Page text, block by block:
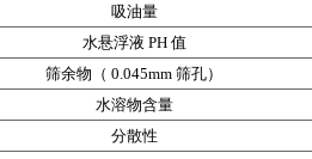
吸油量
水悬浮液 PH 值
筛余物（ 0.045mm 筛孔）
水溶物含量
分散性